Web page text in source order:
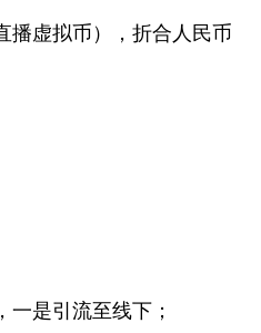
播虚拟币），折合人民币
一是引流至线下；